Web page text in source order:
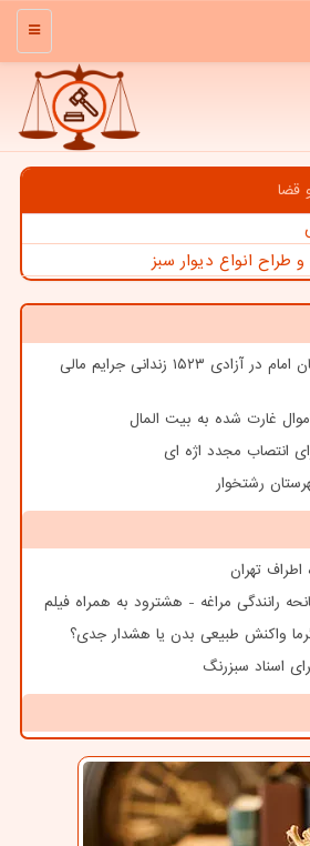
منو
قضا
انواع دیوار سبز
مشارکت ستاد اجرائی فرمان امام در آزادی ۱۵۲۳ زندانی جرایم مالی
انتصاب مجدد اژه ای
رشتخوار
تهران
رانندگی مراغه - هشترود به همراه فیلم
واکنش طبیعی بدن یا هشدار جدی؟
اسناد سبزرنگ